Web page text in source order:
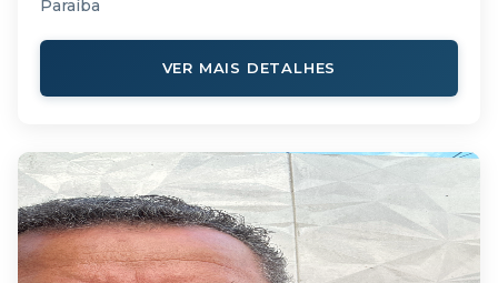
Paraíba
VER MAIS DETALHES